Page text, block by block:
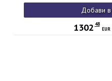
Display Port , HDMI,Micro
G102 Mouse, Lightsync
Добави в
1302 48
EUR